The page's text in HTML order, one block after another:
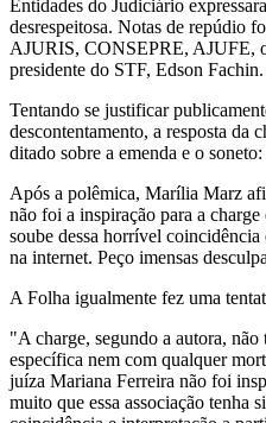
Entidades do Judiciário
desrespeitosa. Notas de repúdio
AJURIS, CONSEPRE, AJUFE,
presidente do STF, Edson Fachin.
Tentando se justificar
descontentamento, a resposta da
ditado sobre a emenda e o
Após a polêmica, Marília Marz
não foi a inspiração para a
soube dessa horrível
na internet. Peço imensas
A Folha igualmente fez uma
"A charge, segundo a autora, não
específica nem com qualquer
juíza Mariana Ferreira não foi
muito que essa associação tenha